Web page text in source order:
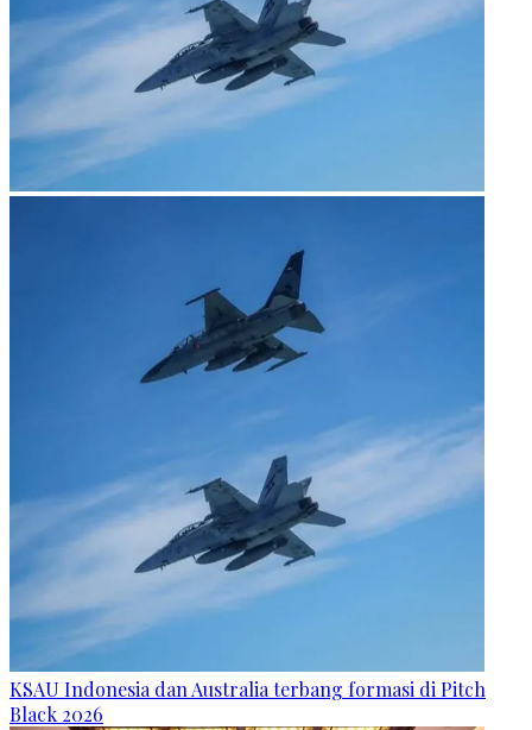
KSAU Indonesia dan Australia terbang formasi di Pitch
Black 2026